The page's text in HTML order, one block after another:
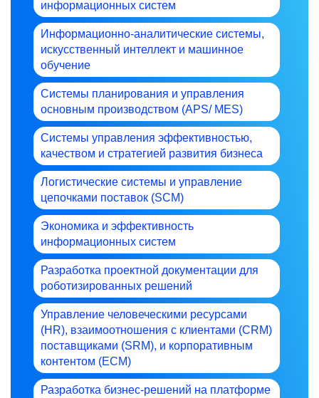
информационных систем
Информационно-аналитические системы,
искусственный интеллект и машинное
обучение
Системы планирования и управления
основным производством (APS/ MES)
Системы управления эффективностью,
качеством и стратегией развития бизнеса
Логистические системы и управление
цепочками поставок (SCM)
Экономика и эффективность
информационных систем
Разработка проектной документации для
роботизированных решений
Управление человеческими ресурсами
(HR), взаимоотношения с клиентами (CRM)
поставщиками (SRM), и корпоративным
контентом (ECM)
Разработка бизнес-решений на платформе